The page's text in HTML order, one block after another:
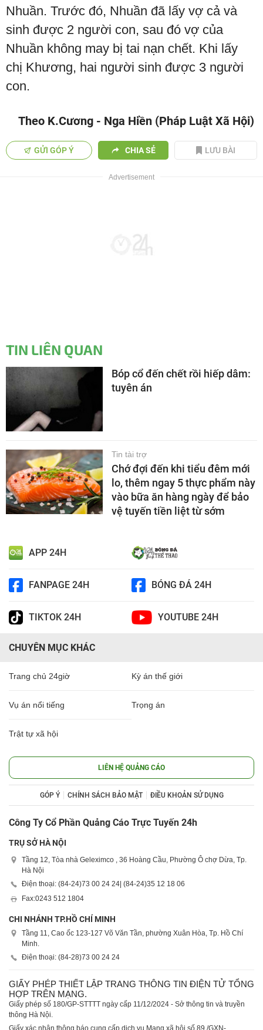
Nhuần. Trước đó, Nhuần đã lấy vợ cả và
sinh được 2 người con, sau đó vợ của
Nhuần không may bị tai nạn chết. Khi lấy
chị Khương, hai người sinh được 3 người
con.
Theo K.Cương - Nga Hiền (Pháp Luật Xã Hội)
GỬI GÓP Ý CHIA SẺ LƯU BÀI
TIN LIÊN QUAN
Bóp cổ đến chết rồi hiếp dâm:
tuyên án
Tin tài trợ
Chớ đợi đến khi tiểu đêm mới
lo, thêm ngay 5 thực phẩm này
vào bữa ăn hàng ngày để bảo
vệ tuyến tiền liệt từ sớm
APP 24H
FANPAGE 24H BÓNG ĐÁ 24H
TIKTOK 24H YOUTUBE 24H
CHUYÊN MỤC KHÁC
Trang chủ 24giờ Kỳ án thế giới
Vụ án nổi tiếng Trọng án
Trật tự xã hội
LIÊN HỆ QUẢNG CÁO
GÓP Ý CHÍNH SÁCH BẢO MẬT ĐIỀU KHOẢN SỬ DỤNG
Công Ty Cổ Phần Quảng Cáo Trực Tuyến 24h
TRỤ SỞ HÀ NỘI
Tầng 12, Tòa nhà Geleximco , 36 Hoàng Cầu, Phường Ô chợ Dừa, Tp.
Hà Nội
Điện thoại: (84-24)73 00 24 24 | (84-24)35 12 18 06
Fax:0243 512 1804
CHI NHÁNH TP.HỒ CHÍ MINH
Tầng 11, Cao ốc 123-127 Võ Văn Tần, phường Xuân Hòa, Tp. Hồ Chí
Minh.
Điện thoại: (84-28)73 00 24 24
GIẤY PHÉP THIẾT LẬP TRANG THÔNG TIN ĐIỆN TỬ TỔNG
HỢP TRÊN MẠNG.
Giấy phép số 180/GP-STTTT ngày cấp 11/12/2024 - Sở thông tin và truyền
thông Hà Nội.
Giấy xác nhận thông báo cung cấp dịch vụ Mạng xã hội số 89 /GXN-